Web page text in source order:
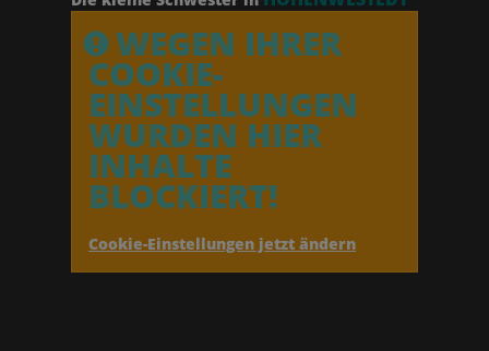
WEGEN IHRER
COOKIE-
EINSTELLUNGEN
WURDEN HIER
INHALTE
BLOCKIERT!
Cookie-Einstellungen jetzt ändern